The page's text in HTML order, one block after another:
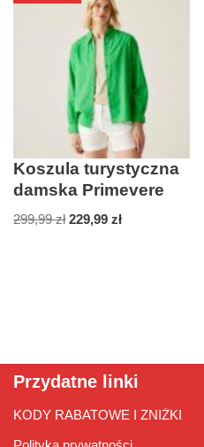
Koszula turystyczna
damska Primevere
299,99zł 229,99 zł
Przydatne linki
KODY RABATOWE I ZNIŻKI